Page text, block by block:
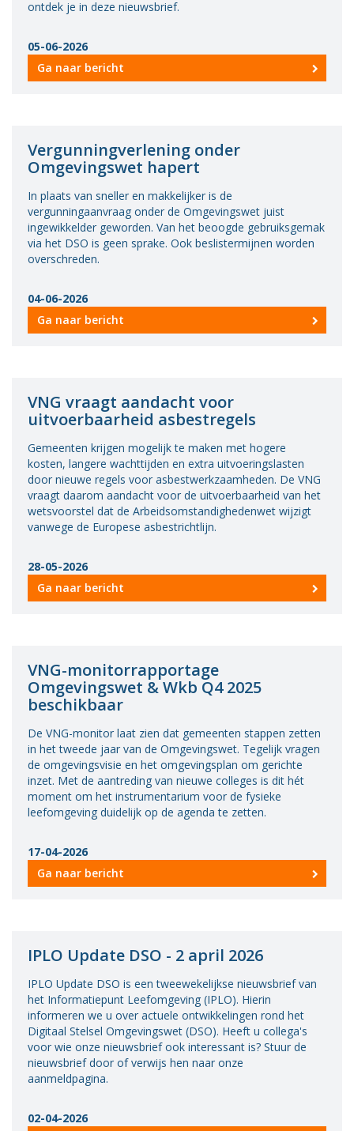
ontdek je in deze nieuwsbrief.
05-06-2026
Ga naar bericht
Vergunningverlening onder
Omgevingswet hapert
In plaats van sneller en makkelijker is de
vergunningaanvraag onder de Omgevingswet juist
ingewikkelder geworden. Van het beoogde gebruiksgemak
via het DSO is geen sprake. Ook beslistermijnen worden
overschreden.
04-06-2026
Ga naar bericht
VNG vraagt aandacht voor
uitvoerbaarheid asbestregels
Gemeenten krijgen mogelijk te maken met hogere
kosten, langere wachttijden en extra uitvoeringslasten
door nieuwe regels voor asbestwerkzaamheden. De VNG
vraagt daarom aandacht voor de uitvoerbaarheid van het
wetsvoorstel dat de Arbeidsomstandighedenwet wijzigt
vanwege de Europese asbestrichtlijn.
28-05-2026
Ga naar bericht
VNG-monitorrapportage
Omgevingswet & Wkb Q4 2025
beschikbaar
De VNG-monitor laat zien dat gemeenten stappen zetten
in het tweede jaar van de Omgevingswet. Tegelijk vragen
de omgevingsvisie en het omgevingsplan om gerichte
inzet. Met de aantreding van nieuwe colleges is dit hét
moment om het instrumentarium voor de fysieke
leefomgeving duidelijk op de agenda te zetten.
17-04-2026
Ga naar bericht
IPLO Update DSO - 2 april 2026
IPLO Update DSO is een tweewekelijkse nieuwsbrief van
het Informatiepunt Leefomgeving (IPLO). Hierin
informeren we u over actuele ontwikkelingen rond het
Digitaal Stelsel Omgevingswet (DSO). Heeft u collega's
voor wie onze nieuwsbrief ook interessant is? Stuur de
nieuwsbrief door of verwijs hen naar onze
aanmeldpagina.
02-04-2026